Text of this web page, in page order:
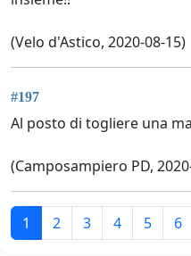
(Velo d'Astico, 2020-08-15)
#197
Al posto di togliere una
(Camposampiero PD,
1 2 3 4 5 6